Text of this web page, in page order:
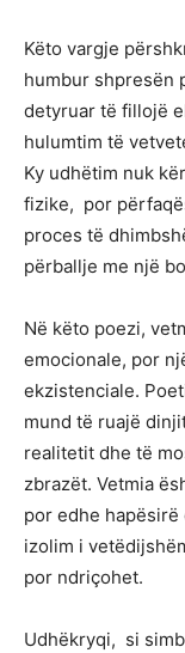
Këto vargje
humbur shpresën
detyruar të fillojë
hulumtim të
Ky udhëtim nuk
fizike, por
proces të
përballje me një
Në këto poezi,
emocionale, por
ekzistenciale.
mund të ruajë
realitetit dhe të
zbrazët. Vetmia
por edhe
izolim i
por ndriçohet.
Udhëkryqi, si